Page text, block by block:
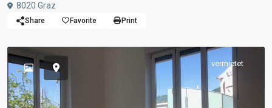
8020 Graz
Share Favorite Print
vermietet